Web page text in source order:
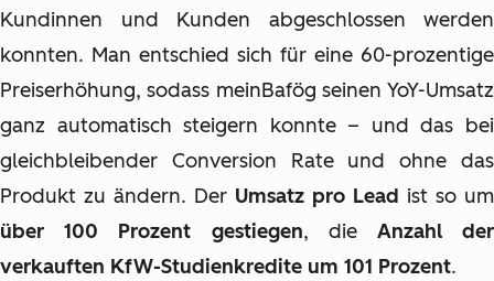
Kundinnen und Kunden abgeschlossen werden
konnten. Man entschied sich für eine 60-prozentige
Preiserhöhung, sodass meinBafög seinen YoY-Umsatz
ganz automatisch steigern konnte – und das bei
gleichbleibender Conversion Rate und ohne das
Produkt zu ändern. Der Umsatz pro Lead ist so um
über 100 Prozent gestiegen, die Anzahl der
verkauften KfW-Studienkredite um 101 Prozent.